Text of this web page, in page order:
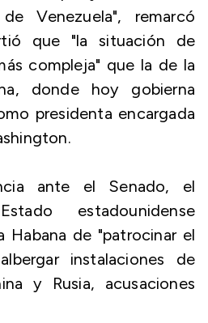
Venezuela", remarcó
que "la situación de
compleja" que la de la
donde hoy gobierna
presidenta encargada
ante el Senado, el
estadounidense
Habana de "patrocinar el
instalaciones de
y Rusia, acusaciones